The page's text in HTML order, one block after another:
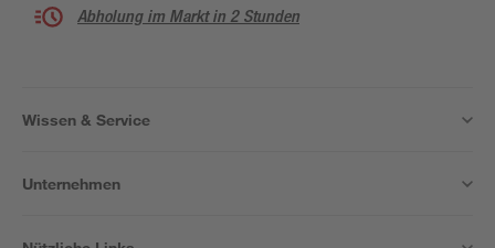
Abholung im Markt in 2 Stunden
Wissen & Service
Unternehmen